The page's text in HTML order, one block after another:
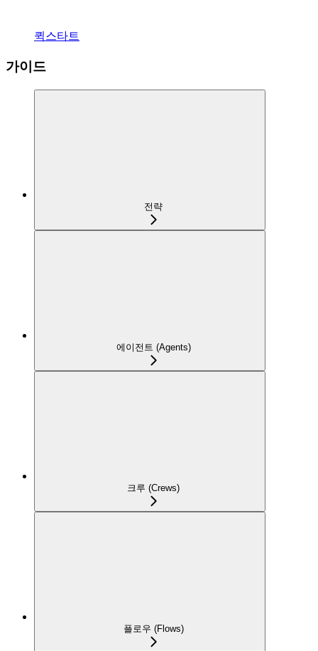
퀵스타트
가이드
전략
에이전트 (Agents)
크루 (Crews)
플로우 (Flows)